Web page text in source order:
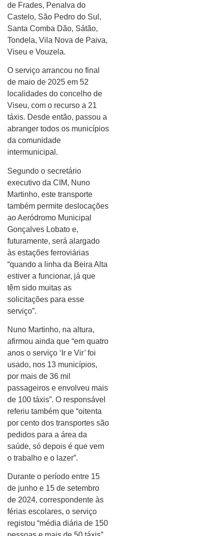
de Frades, Penalva do
Castelo, São Pedro do Sul,
Santa Comba Dão, Sátão,
Tondela, Vila Nova de Paiva,
Viseu e Vouzela.
O serviço arrancou no final
de maio de 2025 em 52
localidades do concelho de
Viseu, com o recurso a 21
táxis. Desde então, passou a
abranger todos os municípios
da comunidade
intermunicipal.
Segundo o secretário
executivo da CIM, Nuno
Martinho, este transporte
também permite deslocações
ao Aeródromo Municipal
Gonçalves Lobato e,
futuramente, será alargado
às estações ferroviárias
“quando a linha da Beira Alta
estiver a funcionar, já que
têm sido muitas as
solicitações para esse
serviço”.
Nuno Martinho, na altura,
afirmou ainda que “em quatro
anos o serviço ‘Ir e Vir’ foi
usado, nos 13 municípios,
por mais de 36 mil
passageiros e envolveu mais
de 100 táxis”. O responsável
referiu também que “oitenta
por cento dos transportes são
pedidos para a área da
saúde, só depois é que vem
o trabalho e o lazer”.
Durante o período entre 15
de junho e 15 de setembro
de 2024, correspondente às
férias escolares, o serviço
registou “média diária de 150